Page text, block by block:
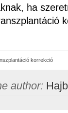
ha
korrekció
author: